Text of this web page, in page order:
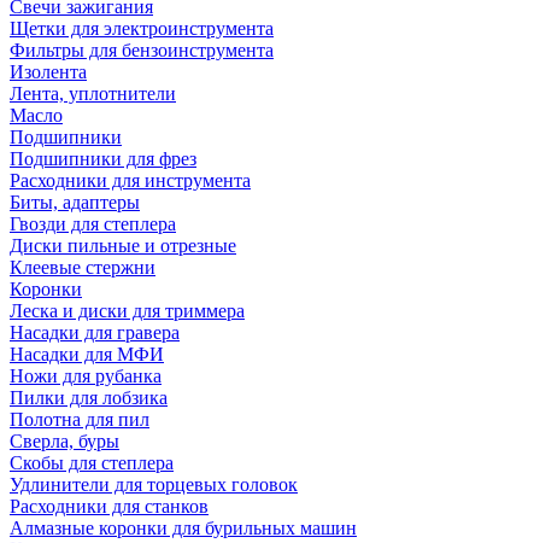
Свечи зажигания
Щетки для электроинструмента
Фильтры для бензоинструмента
Изолента
Лента, уплотнители
Масло
Подшипники
Подшипники для фрез
Расходники для инструмента
Биты, адаптеры
Гвозди для степлера
Диски пильные и отрезные
Клеевые стержни
Коронки
Леска и диски для триммера
Насадки для гравера
Насадки для МФИ
Ножи для рубанка
Пилки для лобзика
Полотна для пил
Сверла, буры
Скобы для степлера
Удлинители для торцевых головок
Расходники для станков
Алмазные коронки для бурильных машин